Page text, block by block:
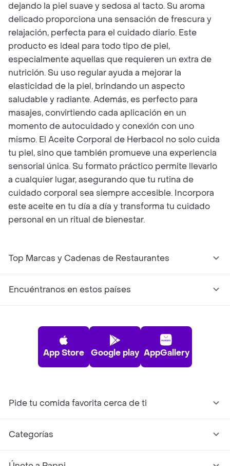
dejando la piel suave y sedosa al tacto. Su aroma
delicado proporciona una sensación de frescura y
relajación, perfecta para el cuidado diario. Este
producto es ideal para todo tipo de piel,
especialmente aquellas que requieren un extra de
nutrición. Su uso regular ayuda a mejorar la
elasticidad de la piel, brindando un aspecto
saludable y radiante. Además, es perfecto para
masajes, convirtiendo cada aplicación en un
momento de autocuidado y conexión con uno
mismo. El Aceite Corporal de Herbacol no solo cuida
tu piel, sino que también promueve una experiencia
sensorial única. Su formato práctico permite llevarlo
a cualquier lugar, asegurando que tu rutina de
cuidado corporal sea siempre accesible. Incorpora
este aceite en tu día a día y transforma tu cuidado
personal en un ritual de bienestar.
Top Marcas y Cadenas de Restaurantes
Encuéntranos en estos países
App Store Google play AppGallery
Pide tu comida favorita cerca de ti
Categorías